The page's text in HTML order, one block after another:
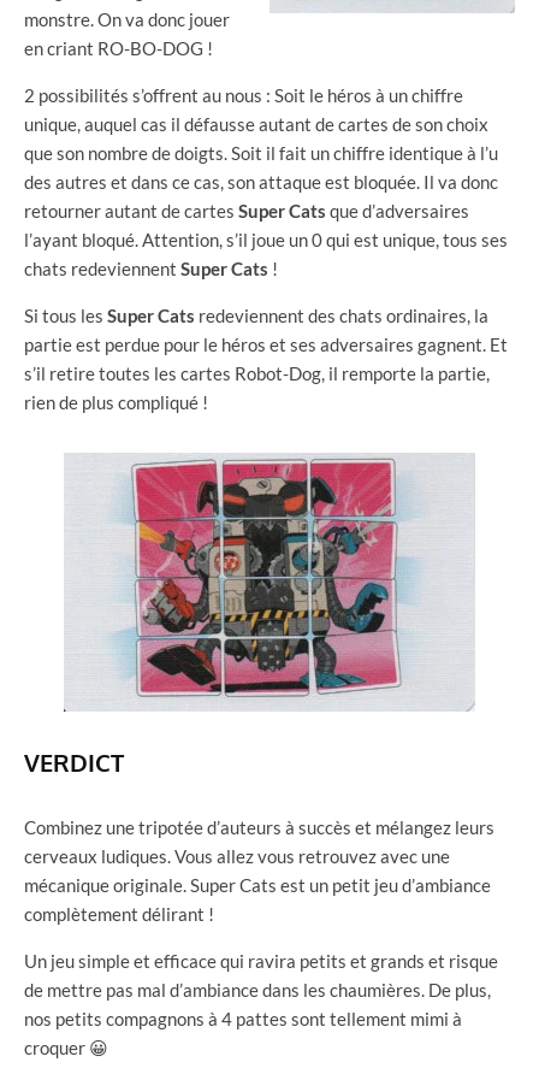
monstre. On va donc jouer
en criant RO-BO-DOG !
2 possibilités s’offrent au nous : Soit le héros à un chiffre
unique, auquel cas il défausse autant de cartes de son choix
que son nombre de doigts. Soit il fait un chiffre identique à l’u
des autres et dans ce cas, son attaque est bloquée. Il va donc
retourner autant de cartes Super Cats que d’adversaires
l’ayant bloqué. Attention, s’il joue un 0 qui est unique, tous ses
chats redeviennent Super Cats !
Si tous les Super Cats redeviennent des chats ordinaires, la
partie est perdue pour le héros et ses adversaires gagnent. Et
s’il retire toutes les cartes Robot-Dog, il remporte la partie,
rien de plus compliqué !
VERDICT
Combinez une tripotée d’auteurs à succès et mélangez leurs
cerveaux ludiques. Vous allez vous retrouvez avec une
mécanique originale. Super Cats est un petit jeu d’ambiance
complètement délirant !
Un jeu simple et efficace qui ravira petits et grands et risque
de mettre pas mal d’ambiance dans les chaumières. De plus,
nos petits compagnons à 4 pattes sont tellement mimi à
croquer 😀